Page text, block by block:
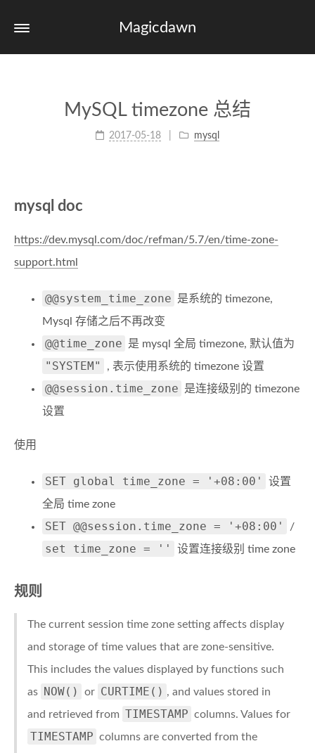
Magicdawn
MySQL timezone 总结
2017-05-18 mysql
mysql doc
https://dev.mysql.com/doc/refman/5.7/en/time-zone-
support.html
@@system_time_zone
是系统的 timezone,
Mysql 存储之后不再改变
@@time_zone 是 mysql 全局 timezone, 默认值为
"SYSTEM" , 表示使用系统的 timezone 设置
@@session.time_zone
是连接级别的 timezone
设置
使用
SET global time_zone = '+08:00'
设置
全局 time zone
SET @@session.time_zone = '+08:00' /
set time_zone = '' 设置连接级别 time zone
规则
The current session time zone setting affects display
and storage of time values that are zone-sensitive.
This includes the values displayed by functions such
as NOW() or CURTIME() , and values stored in
and retrieved from TIMESTAMP columns. Values for
TIMESTAMP columns are converted from the